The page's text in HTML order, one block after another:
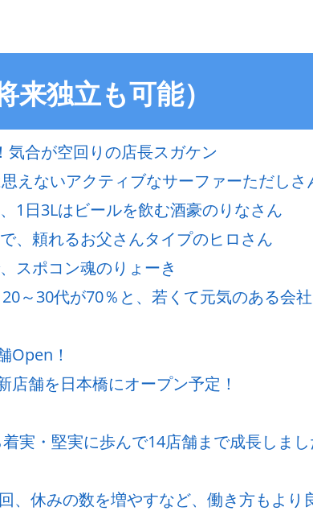
来独立も可能）
気合が空回りの店長スガケン
えないアクティブなサーファーただしさ
1日3Lはビールを飲む酒豪のりなさん
、頼れるお父さんタイプのヒロさん
スポコン魂のりょーき
～30代が70％と、若くて元気のある会社
Open！
店舗を日本橋にオープン予定！
実・堅実に歩んで14店舗まで成長しまし
、休みの数を増やすなど、働き方もより